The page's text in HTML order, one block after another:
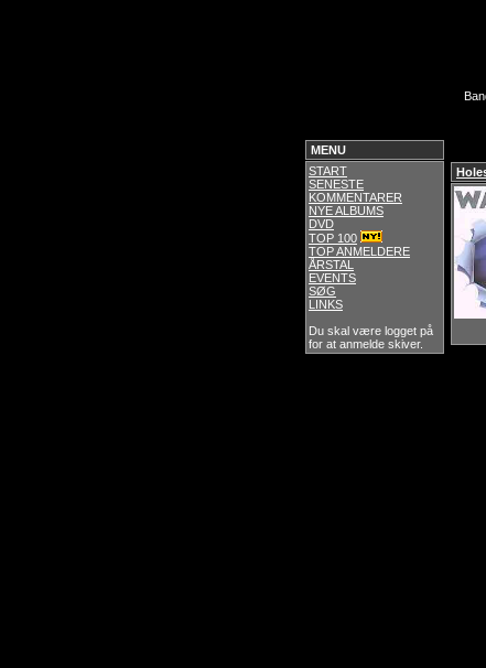
MENU
START
SENESTE
KOMMENTARER
NYE ALBUMS
DVD
TOP 100
TOP ANMELDERE
ÅRSTAL
EVENTS
SØG
LINKS
Du skal være logget på
for at anmelde skiver.